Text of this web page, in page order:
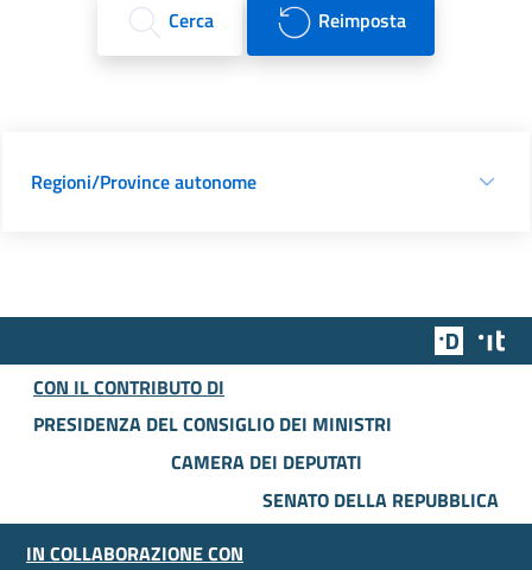
Cerca Reimposta
Regioni/Province autonome
Team
CON IL CONTRIBUTO DI
PRESIDENZA DEL CONSIGLIO DEI MINISTRI
CAMERA DEI DEPUTATI
SENATO DELLA REPUBBLICA
IN COLLABORAZIONE CON